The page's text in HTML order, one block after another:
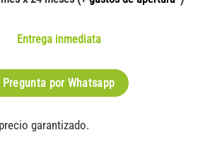
Entrega inmediata
Pregunta por Whatsapp
garantizado.